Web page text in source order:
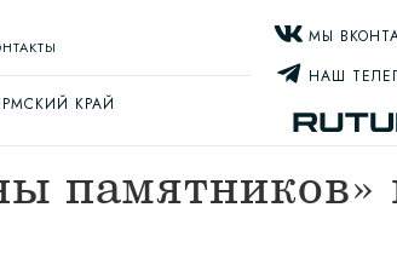
КРАЙ
МЫ
НАШ
памятников»